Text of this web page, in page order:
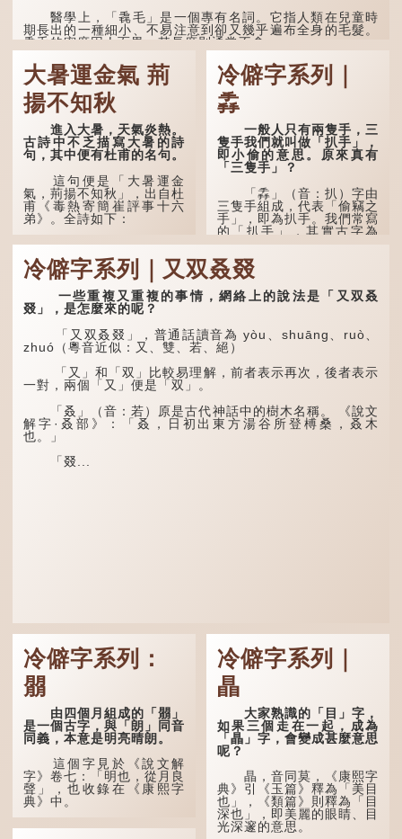
醫學上，「毳毛」是一個專有名詞。它指人類在兒童時
期長出的一種細小、不易注意到卻又幾乎遍布全身的毛髮。
毳毛的密度因人而異，其長度則通常不會...
大暑運金氣 荊
揚不知秋
進入大暑，天氣炎熱。
古詩中不乏描寫大暑的詩
句，其中便有杜甫的名句。
這句便是「大暑運金
氣，荊揚不知秋」，出自杜
甫《毒熱寄簡崔評事十六
弟》。全詩如下：
大暑運金氣，荊揚不知
秋。
林下有塌翼，水中無行
季，代表涼爽肅殺之氣。
「運」是「運行」，生動地
描寫大暑的酷熱阻礙金氣流
轉。「大暑運金氣」以誇張
手法描寫炎熱阻滯了季節更
替。
「荊揚」指...
冷僻字系列｜
掱
一般人只有兩隻手，三
隻手我們就叫做「扒手」，
即小偷的意思。原來真有
「三隻手」？
「掱」（音：扒）字由
三隻手組成，代表「偷竊之
手」，即為扒手。我們常寫
的「扒手」，其實古字為
「掱手」。
清·徐珂《清稗類鈔．
盜賊類．掱手》記載：「滬
人呼翦綹賊曰掱手，猶言扒
手也，亦曰癟三碼子。」
其中「翦綹」即剪斷他
人衣帶以竊取錢物，是小偷
的舊稱。而「掱手」也就是
手多多，擅自拿別人東西的
意思了...
冷僻字系列｜又双叒叕
一些重複又重複的事情，網絡上的說法是「又双叒
叕」，是怎麼來的呢？
「又双叒叕」，普通話讀音為 yòu、shuāng、ruò、
zhuó（粵音近似：又、雙、若、絕）
「又」和「双」比較易理解，前者表示再次，後者表示
一對，兩個「又」便是「双」。
「叒」（音：若）原是古代神話中的樹木名稱。 《說文
解字·叒部》：「叒，日初出東方湯谷所登榑桑，叒木
也。」
「叕...
冷僻字系列：
朤
由四個月組成的「朤」
是一個古字，與「朗」同音
同義，本意是明亮晴朗。
這個字見於《說文解
字》卷七：「明也，從月良
聲」，也收錄在《康熙字
典》中。
這個字，用法頗多。
冷僻字系列｜
瞐
大家熟識的「目」字，
如果三個走在一起，成為
「瞐」字，會變成甚麼意思
呢？
瞐，音同莫，《康熙字
典》引《玉篇》釋為「美目
也」，《類篇》則釋為「目
深也」，即美麗的眼睛、目
光深邃的意思。